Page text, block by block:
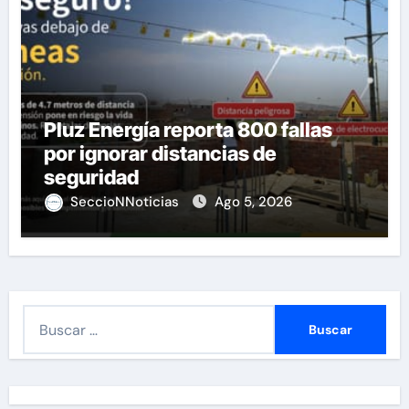
Pluz Energía reporta 800 fallas
por ignorar distancias de
seguridad
SeccioNNoticias Ago 5, 2026